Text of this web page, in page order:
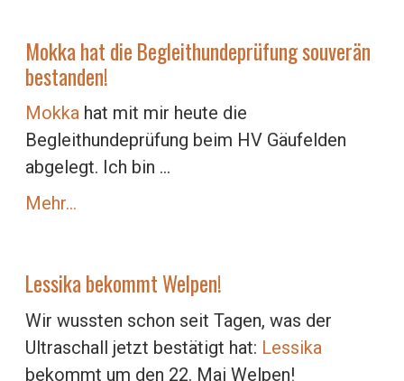
Mokka hat die Begleithundeprüfung souverän
bestanden!
Mokkahat mit mir heute die
Begleithundeprüfung beim HV Gäufelden
abgelegt. Ich bin ...
Mehr…
Lessika bekommt Welpen!
Wir wussten schon seit Tagen, was der
Ultraschall jetzt bestätigt hat: Lessika
bekommt um den 22. Mai Welpen!